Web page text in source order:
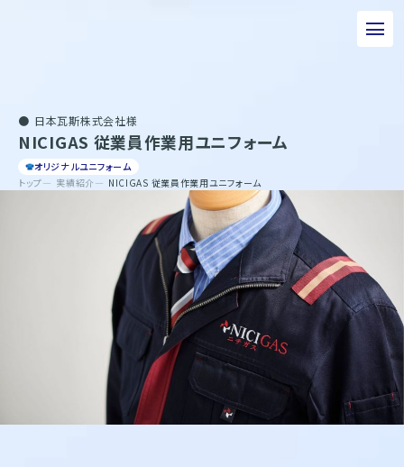
事業について
エピソード
サステナビリティ
お問い合わせ
株式会社オンワードホールディングス
株式会社オンワード樫山
トップ 実績紹介 NICIGAS 従業員作業用ユニフォーム
日本瓦斯株式会社様
NICIGAS 従業員作業用ユニフォーム
オリジナルユニフォーム